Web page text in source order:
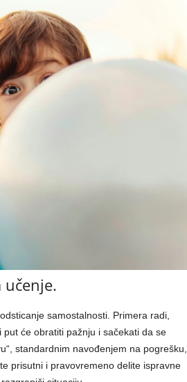
učenje.
samostalnosti. Primera radi,
će obratiti pažnju i sačekati da se
standardnim navođenjem na pogrešku,
prisutni i pravovremeno delite ispravne